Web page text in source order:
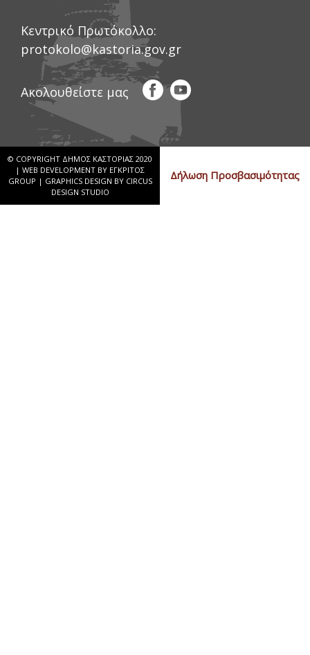
Κεντρικό Πρωτόκολλο:
protokolo@kastoria.gov.gr
Ακολουθείστε μας
© COPYRIGHT ΔΗΜΟΣ ΚΑΣΤΟΡΙΑΣ 2020
| WEB DEVELOPMENT BY ΕΓΚΡΙΤΟΣ
GROUP | GRAPHICS DESIGN BY CIRCUS
DESIGN STUDIO
Δήλωση Προσβασιμότητας